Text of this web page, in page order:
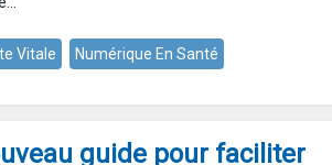
Vitale Numérique En Santé
guide pour faciliter